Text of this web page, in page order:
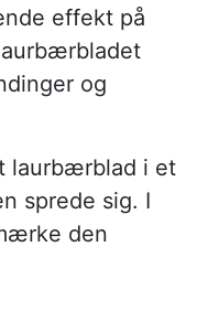
effekt på
og
laurbærblad i et
sprede sig. I
den